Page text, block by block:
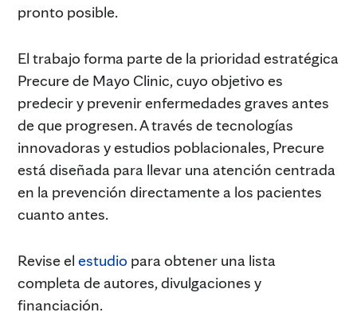
pronto posible.
El trabajo forma parte de la prioridad estratégica
Precure de Mayo Clinic, cuyo objetivo es
predecir y prevenir enfermedades graves antes
de que progresen. A través de tecnologías
innovadoras y estudios poblacionales, Precure
está diseñada para llevar una atención centrada
en la prevención directamente a los pacientes
cuanto antes.
Revise el estudio para obtener una lista
completa de autores, divulgaciones y
financiación.